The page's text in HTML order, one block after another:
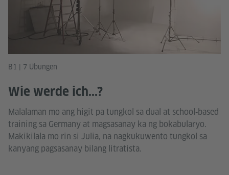
B1 | 7 Übungen
Wie werde ich...?
Malalaman mo ang higit pa tungkol sa dual at school‑based
training sa Germany at magsasanay ka ng bokabularyo.
Makikilala mo rin si Julia, na nagkukuwento tungkol sa
kanyang pagsasanay bilang litratista.